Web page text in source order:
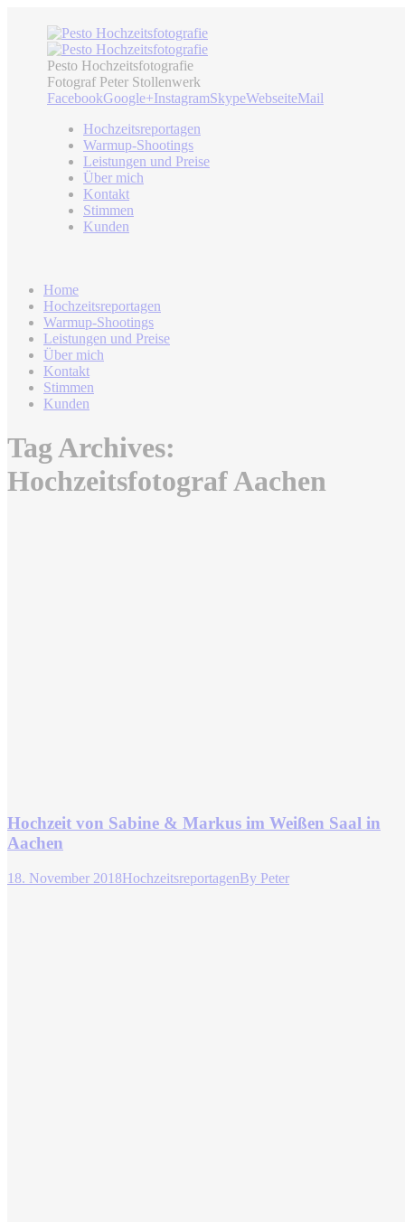
Pesto Hochzeitsfotografie
Fotograf Peter Stollenwerk
FacebookGoogle+InstagramSkypeWebseiteMail
Hochzeitsreportagen
Warmup-Shootings
Leistungen und Preise
Über mich
Kontakt
Stimmen
Kunden
Home
Hochzeitsreportagen
Warmup-Shootings
Leistungen und Preise
Über mich
Kontakt
Stimmen
Kunden
Tag Archives:
Hochzeitsfotograf Aachen
Hochzeit von Sabine & Markus im Weißen Saal in
Aachen
18. November 2018HochzeitsreportagenBy Peter